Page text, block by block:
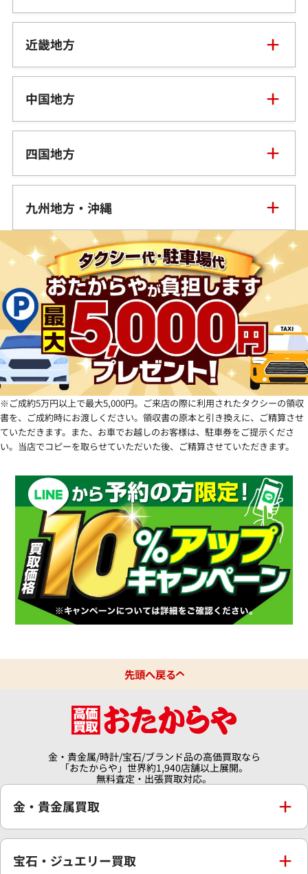
宮城県
山形県
福島県
神奈川県
埼玉県
茨城県
栃木県
群馬県
新潟県
富山県
石川県
長野県
岐阜県
静岡県
愛知県
近畿地方
三重県
滋賀県
京都府
兵庫県
奈良県
和歌山県
中国地方
島根県
岡山県
広島県
山口県
四国地方
徳島県
香川県
愛媛県
九州地方・沖縄
福岡県
佐賀県
長崎県
熊本県
大分県
宮崎県
鹿児島県
※ご成約5万円以上で最大5,000円。ご来店の際に利用されたタクシーの領収
書を、ご成約時にお渡しください。領収書の原本と引き換えに、ご精算させ
ていただきます。また、お車でお越しのお客様は、駐車券をご提示くださ
い。当店でコピーを取らせていただいた後、ご精算させていただきます。
先頭へ戻る
金・貴金属/時計/宝石/ブランド品の高価買取なら
「おたからや」世界約1,940店舗以上展開。
無料査定・出張買取対応。
金・貴金属買取
宝石・ジュエリー買取